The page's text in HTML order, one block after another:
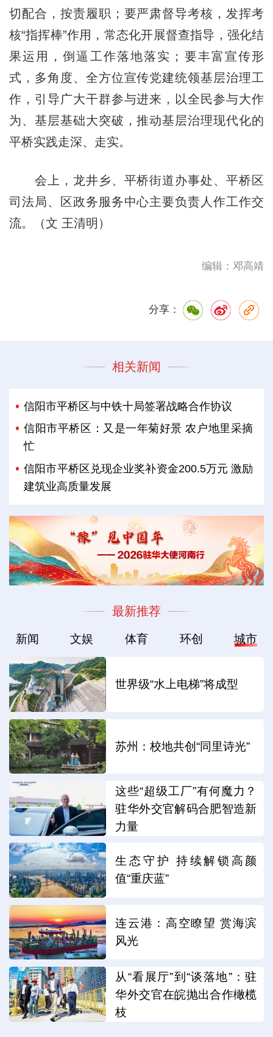
切配合，按责履职；要严肃督导考核，发挥考
核“指挥棒”作用，常态化开展督查指导，强化结
果运用，倒逼工作落地落实；要丰富宣传形
式，多角度、全方位宣传党建统领基层治理工
作，引导广大干群参与进来，以全民参与大作
为、基层基础大突破，推动基层治理现代化的
平桥实践走深、走实。
会上，龙井乡、平桥街道办事处、平桥区
司法局、区政务服务中心主要负责人作工作交
流。（文 王清明）
编辑：邓高靖
分享：
相关新闻
信阳市平桥区与中铁十局签署战略合作协议
信阳市平桥区：又是一年菊好景 农户地里采摘
忙
信阳市平桥区兑现企业奖补资金200.5万元 激励
建筑业高质量发展
最新推荐
新闻 文娱 体育 环创 城市
世界级“水上电梯”将成型
苏州：校地共创“同里诗光”
这些“超级工厂”有何魔力？
驻华外交官解码合肥智造新
力量
生态守护 持续解锁高颜
值“重庆蓝”
连云港：高空瞭望 赏海滨
风光
从“看展厅”到“谈落地”：驻
华外交官在皖抛出合作橄榄
枝